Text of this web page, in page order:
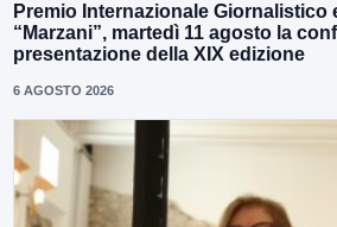
Premio Internazionale Giornalistico
“Marzani”, martedì 11 agosto la
presentazione della XIX edizione
6 AGOSTO 2026